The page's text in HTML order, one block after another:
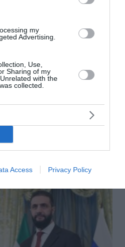
my
Advertising.
Use,
Sharing of my
with the
collected.
Access Privacy Policy
drones καταρρίφθηκαν
Ηλιούπολη την κατασκευή της
Υποστηριζόμενης
η Περιφέρεια Αττικής
σε παραλία
ΕΙΔΗΣΕΙΣ →